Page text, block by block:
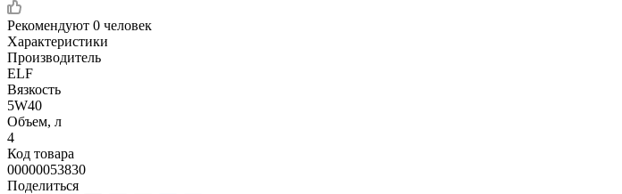
Рекомендуют 0 человек
Характеристики
Производитель
ELF
Вязкость
5W40
Объем, л
4
Код товара
00000053830
Поделиться